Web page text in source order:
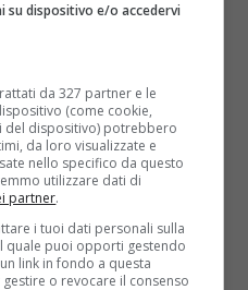
Mono Diet
e dei benefici specifici.
e coltivato
una delle versioni della
consumare mele crude o
varia dai3 ai 7 giorni
tre giorni è necessario
la giornata facendo
di succo fresco di
su dispositivo e/o accedervi
da 327 partner e le
(come cookie,
del dispositivo) potrebbero
da loro visualizzate e
nello specifico da questo
utilizzare dati di
partner.
i tuoi dati personali sulla
quale puoi opporti gestendo
link in fondo a questa
o revocare il consenso